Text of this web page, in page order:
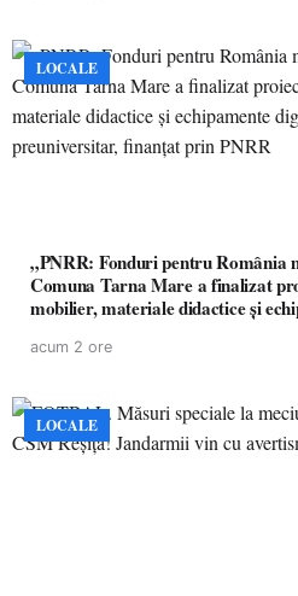
LOCALE
„PNRR: Fonduri pentru România
Comuna Tarna Mare a finalizat
mobilier, materiale didactice și
acum 2 ore
LOCALE